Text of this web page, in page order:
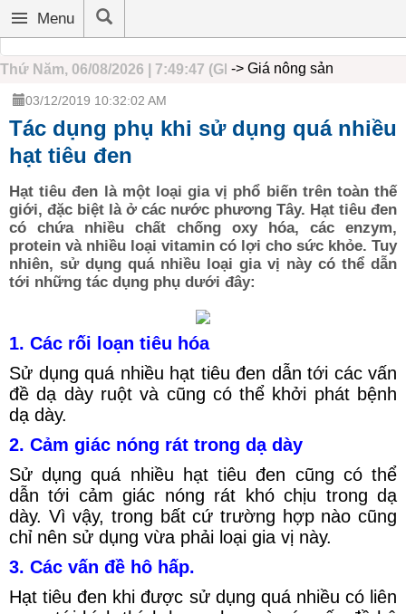
Trang chủ Hoạt động hội
Menu
Thứ Năm, 06/08/2026 | 7:49:47 (GMT+7)-> Giá nông sản
03/12/2019 10:32:02 AM
Tác dụng phụ khi sử dụng quá nhiều
hạt tiêu đen
Hạt tiêu đen là một loại gia vị phổ biến trên toàn thế
giới, đặc biệt là ở các nước phương Tây. Hạt tiêu đen
có chứa nhiều chất chống oxy hóa, các enzym,
protein và nhiều loại vitamin có lợi cho sức khỏe. Tuy
nhiên, sử dụng quá nhiều loại gia vị này có thể dẫn
tới những tác dụng phụ dưới đây:
1. Các rối loạn tiêu hóa
Sử dụng quá nhiều hạt tiêu đen dẫn tới các vấn
đề dạ dày ruột và cũng có thể khởi phát bệnh
dạ dày.
2. Cảm giác nóng rát trong dạ dày
Sử dụng quá nhiều hạt tiêu đen cũng có thể
dẫn tới cảm giác nóng rát khó chịu trong dạ
dày. Vì vậy, trong bất cứ trường hợp nào cũng
chỉ nên sử dụng vừa phải loại gia vị này.
3. Các vấn đề hô hấp.
Hạt tiêu đen khi được sử dụng quá nhiều có liên